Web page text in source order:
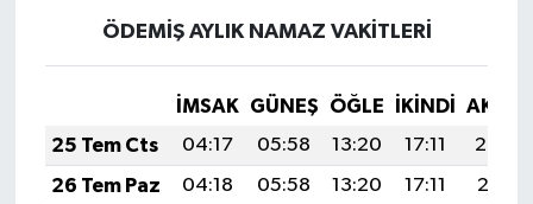
ÖDEMİŞ AYLIK NAMAZ VAKITLERI
İMSAK GÜNEŞ ÖĞLE İKINDI
25 Tem Cts
04:17 05:58 13:20 17:11
20:32
26 Tem Paz
04:18 05:58 13:20 17:11
20:31